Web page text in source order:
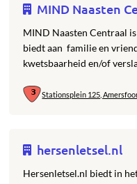
MIND Naasten
MIND Naasten Centraal
biedt aan familie en
kwetsbaarheid en/of
Stationsplein 125,
hersenletsel.nl
Hersenletsel.nl biedt in